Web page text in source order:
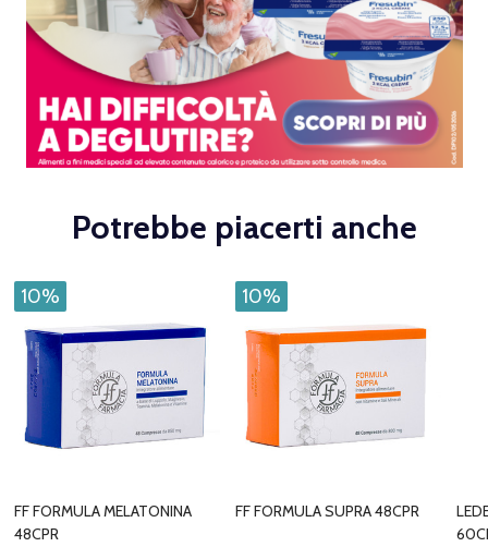
Potrebbe piacerti anche
10%
FF FORMULA MELATONINA
48CPR
10%
FF FORMULA SUPRA 48CPR